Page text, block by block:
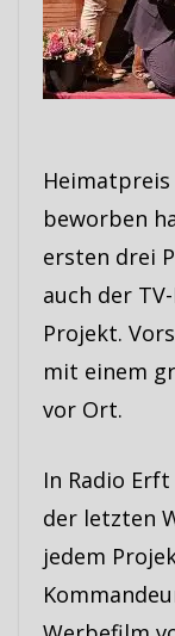
Heimatpreis
beworben
ersten drei
auch der
Projekt.
mit einem
vor Ort.
In Radio
der letzten
jedem